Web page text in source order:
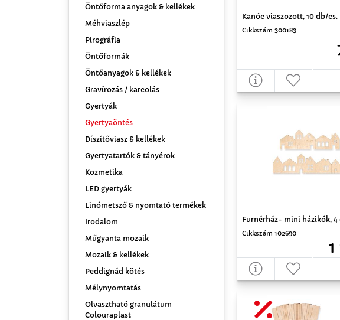
Öntőforma anyagok & kellékek
Méhviaszlép
Pirográfia
Öntőformák
Öntőanyagok & kellékek
Gravírozás / karcolás
Gyertyák
Gyertyaöntés
Díszítőviasz & kellékek
Gyertyatartók & tányérok
Kozmetika
LED gyertyák
Linómetsző & nyomtató termékek
Irodalom
Műgyanta mozaik
Mozaik & kellékek
Peddignád kötés
Mélynyomtatás
Olvasztható granulátum
Colouraplast
Kanóc viaszozott, 10 db/cs.
Cikkszám 300183
Furnérház- mini házikók, 4
Cikkszám 102690